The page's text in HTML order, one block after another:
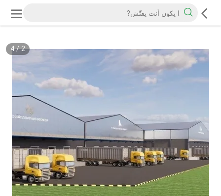
2
/
4